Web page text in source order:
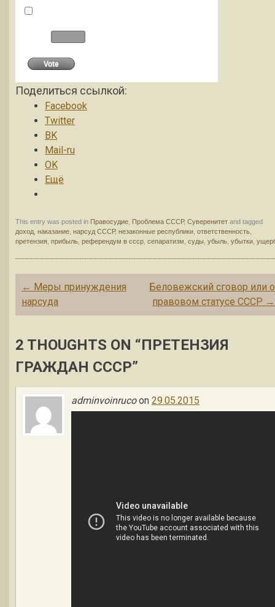
Vote
Поделиться ссылкой:
Facebook
Twitter
BK
Mail-ru
OK
Ещё
This entry was posted in Правосудие Проблема СССР, Суверенитет and tagged
доход наказание нарсуд СССР, незаконные республики ответственность
претензия прибыль референдум в ссср сепаратизм суды убыль убытки
Post navigation
← Меры принуждения
нарсуда
Беловежский сговор или о
правовом статусе СССР →
2 THOUGHTS ON “ПРЕТЕНЗИЯ
ГРАЖДАН СССР”
adminvoinrucoon 29.05.2015